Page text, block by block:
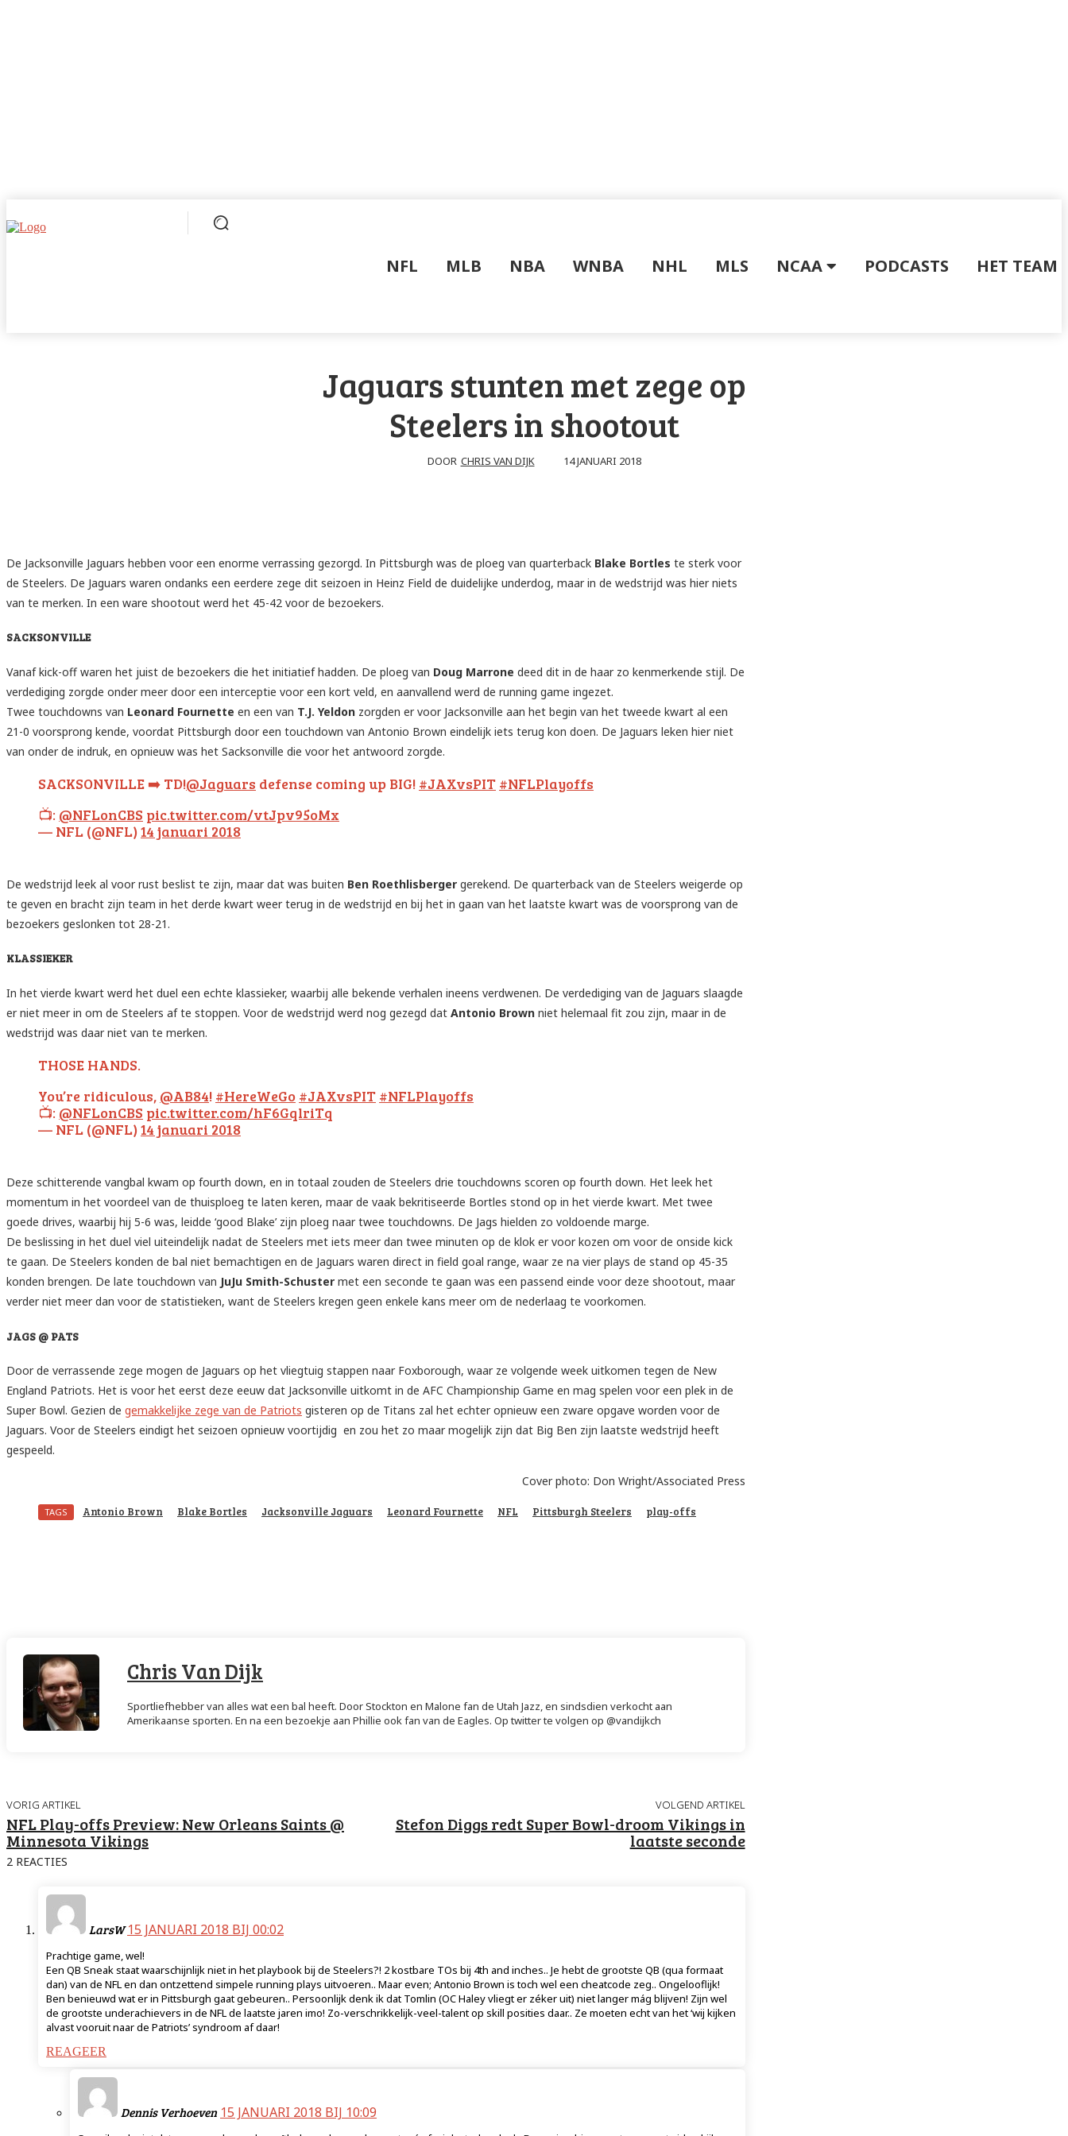
NFL MLB NBA WNBA NHL MLS NCAA PODCASTS HET TEAM
Jaguars stunten met zege op
Steelers in shootout
DOOR CHRIS VAN DIJK 14 JANUARI 2018
De Jacksonville Jaguars hebben voor een enorme verrassing gezorgd. In Pittsburgh was de ploeg van quarterback Blake Bortles te sterk voor
de Steelers. De Jaguars waren ondanks een eerdere zege dit seizoen in Heinz Field de duidelijke underdog, maar in de wedstrijd was hier niets
van te merken. In een ware shootout werd het 45-42 voor de bezoekers.
SACKSONVILLE
Vanaf kick-off waren het juist de bezoekers die het initiatief hadden. De ploeg van Doug Marrone deed dit in de haar zo kenmerkende stijl. De
verdediging zorgde onder meer door een interceptie voor een kort veld, en aanvallend werd de running game ingezet.
Twee touchdowns van Leonard Fournette en een van T.J. Yeldon zorgden er voor Jacksonville aan het begin van het tweede kwart al een
21-0 voorsprong kende, voordat Pittsburgh door een touchdown van Antonio Brown eindelijk iets terug kon doen. De Jaguars leken hier niet
van onder de indruk, en opnieuw was het Sacksonville die voor het antwoord zorgde.
SACKSONVILLE ➡️ TD!@Jaguars defense coming up BIG! #JAXvsPIT #NFLPlayoffs
📺: @NFLonCBS pic.twitter.com/vtJpv95oMx
— NFL (@NFL)14 januari 2018
De wedstrijd leek al voor rust beslist te zijn, maar dat was buiten Ben Roethlisberger gerekend. De quarterback van de Steelers weigerde op
te geven en bracht zijn team in het derde kwart weer terug in de wedstrijd en bij het in gaan van het laatste kwart was de voorsprong van de
bezoekers geslonken tot 28-21.
KLASSIEKER
In het vierde kwart werd het duel een echte klassieker, waarbij alle bekende verhalen ineens verdwenen. De verdediging van de Jaguars slaagde
er niet meer in om de Steelers af te stoppen. Voor de wedstrijd werd nog gezegd dat Antonio Brown niet helemaal fit zou zijn, maar in de
wedstrijd was daar niet van te merken.
THOSE HANDS.
You’re ridiculous, @AB84! #HereWeGo #JAXvsPIT #NFLPlayoffs
📺: @NFLonCBS pic.twitter.com/hF6GqlriTq
— NFL (@NFL)14 januari 2018
Deze schitterende vangbal kwam op fourth down, en in totaal zouden de Steelers drie touchdowns scoren op fourth down. Het leek het
momentum in het voordeel van de thuisploeg te laten keren, maar de vaak bekritiseerde Bortles stond op in het vierde kwart. Met twee
goede drives, waarbij hij 5-6 was, leidde ‘good Blake’ zijn ploeg naar twee touchdowns. De Jags hielden zo voldoende marge.
De beslissing in het duel viel uiteindelijk nadat de Steelers met iets meer dan twee minuten op de klok er voor kozen om voor de onside kick
te gaan. De Steelers konden de bal niet bemachtigen en de Jaguars waren direct in field goal range, waar ze na vier plays de stand op 45-35
konden brengen. De late touchdown van JuJu Smith-Schuster met een seconde te gaan was een passend einde voor deze shootout, maar
verder niet meer dan voor de statistieken, want de Steelers kregen geen enkele kans meer om de nederlaag te voorkomen.
JAGS @ PATS
Door de verrassende zege mogen de Jaguars op het vliegtuig stappen naar Foxborough, waar ze volgende week uitkomen tegen de New
England Patriots. Het is voor het eerst deze eeuw dat Jacksonville uitkomt in de AFC Championship Game en mag spelen voor een plek in de
Super Bowl. Gezien de gemakkelijke zege van de Patriots gisteren op de Titans zal het echter opnieuw een zware opgave worden voor de
Jaguars. Voor de Steelers eindigt het seizoen opnieuw voortijdig en zou het zo maar mogelijk zijn dat Big Ben zijn laatste wedstrijd heeft
gespeeld.
Cover photo: Don Wright/Associated Press
TAGS Antonio Brown Blake Bortles Jacksonville Jaguars Leonard Fournette NFL Pittsburgh Steelers play-offs
Chris Van Dijk
Sportliefhebber van alles wat een bal heeft. Door Stockton en Malone fan de Utah Jazz, en sindsdien verkocht aan
Amerikaanse sporten. En na een bezoekje aan Phillie ook fan van de Eagles. Op twitter te volgen op @vandijkch
VORIG ARTIKEL
NFL Play-offs Preview: New Orleans Saints @
Minnesota Vikings
VOLGEND ARTIKEL
Stefon Diggs redt Super Bowl-droom Vikings in
laatste seconde
2 REACTIES
LarsW 15 JANUARI 2018 BIJ 00:02
Prachtige game, wel!
Een QB Sneak staat waarschijnlijk niet in het playbook bij de Steelers?! 2 kostbare TOs bij 4th and inches.. Je hebt de grootste QB (qua formaat
dan) van de NFL en dan ontzettend simpele running plays uitvoeren.. Maar even; Antonio Brown is toch wel een cheatcode zeg.. Ongelooflijk!
Ben benieuwd wat er in Pittsburgh gaat gebeuren.. Persoonlijk denk ik dat Tomlin (OC Haley vliegt er zéker uit) niet langer mág blijven! Zijn wel
de grootste underachievers in de NFL de laatste jaren imo! Zo-verschrikkelijk-veel-talent op skill posities daar.. Ze moeten echt van het ‘wij kijken
alvast vooruit naar de Patriots’ syndroom af daar!
REAGEER
Dennis Verhoeven 15 JANUARI 2018 BIJ 10:09